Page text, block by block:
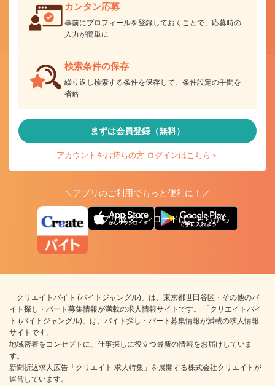
カンタン応募
事前にプロフィールを登録しておくことで、応募時の
入力が簡単に
検索条件の保存
繰り返し検索する条件を保存して、条件設定の手間を
省略
まずは会員登録（無料）
アカウントをお持ちの方 ログインはこちら＞
＼アプリのご利用でもっと便利に！／
アプリ版ダウンロードはこちらから
「クリエイトバイト (バイトジャングル)」は、東京都世田谷区・その他のバ
イト探し・パート募集情報が満載の求人情報サイトです。 「クリエイトバイ
ト (バイトジャングル)」は、バイト探し・パート募集情報が満載の求人情報
サイトです。
地域密着をコンセプトに、仕事探しに役立つ最新の情報をお届けしていま
す。
新聞折込求人広告「クリエイト 求人特集」を展開する株式会社クリエイトが
運営しています。